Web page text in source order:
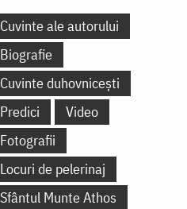
Cuvinte ale autorului
Biografie
Cuvinte duhovnicești
Predici
Video
Fotografii
Locuri de pelerinaj
Sfântul Munte Athos